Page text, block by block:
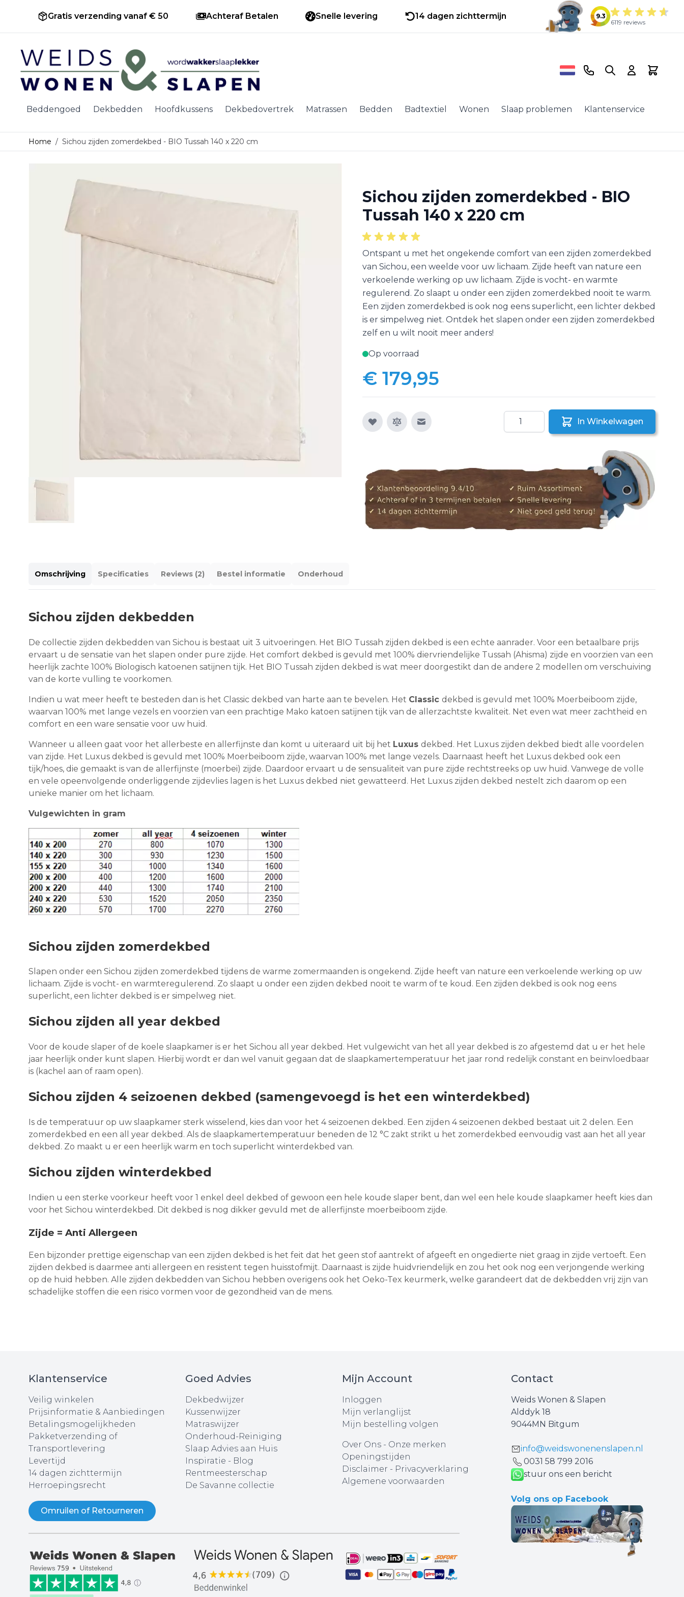
Gratis verzending vanaf € 50 Achteraf Betalen Snelle levering 14 dagen zichttermijn
9.3
6119 reviews
Ga naar de inhoud
Beddengoed Dekbedden Hoofdkussens Dekbedovertrek Matrassen Bedden Badtextiel Wonen Slaap problemen Klantenservice
Telefoonnummer
Search Cart
Home / Sichou zijden zomerdekbed - BIO Tussah 140 x 220 cm
Sichou zijden zomerdekbed - BIO
Tussah 140 x 220 cm
Ontspant u met het ongekende comfort van een zijden zomerdekbed
van Sichou, een weelde voor uw lichaam. Zijde heeft van nature een
verkoelende werking op uw lichaam. Zijde is vocht- en warmte
regulerend. Zo slaapt u onder een zijden zomerdekbed nooit te warm.
Een zijden zomerdekbed is ook nog eens superlicht, een lichter dekbed
is er simpelweg niet. Ontdek het slapen onder een zijden zomerdekbed
zelf en u wilt nooit meer anders!
Op voorraad
€ 179,95
E-mail naar een vriend
Aantal
In Winkelwagen
Omschrijving Specificaties Reviews (2) Bestel informatie Onderhoud
Sichou zijden dekbedden
De collectie zijden dekbedden van Sichou is bestaat uit 3 uitvoeringen. Het BIO Tussah zijden dekbed is een echte aanrader. Voor een betaalbare prijs
ervaart u de sensatie van het slapen onder pure zijde. Het comfort dekbed is gevuld met 100% diervriendelijke Tussah (Ahisma) zijde en voorzien van een
heerlijk zachte 100% Biologisch katoenen satijnen tijk. Het BIO Tussah zijden dekbed is wat meer doorgestikt dan de andere 2 modellen om verschuiving
van de korte vulling te voorkomen.
Indien u wat meer heeft te besteden dan is het Classic dekbed van harte aan te bevelen. Het Classic dekbed is gevuld met 100% Moerbeiboom zijde,
waarvan 100% met lange vezels en voorzien van een prachtige Mako katoen satijnen tijk van de allerzachtste kwaliteit. Net even wat meer zachtheid en
comfort en een ware sensatie voor uw huid.
Wanneer u alleen gaat voor het allerbeste en allerfijnste dan komt u uiteraard uit bij het Luxus dekbed. Het Luxus zijden dekbed biedt alle voordelen
van zijde. Het Luxus dekbed is gevuld met 100% Moerbeiboom zijde, waarvan 100% met lange vezels. Daarnaast heeft het Luxus dekbed ook een
tijk/hoes, die gemaakt is van de allerfijnste (moerbei) zijde. Daardoor ervaart u de sensualiteit van pure zijde rechtstreeks op uw huid. Vanwege de volle
en vele opeenvolgende onderliggende zijdevlies lagen is het Luxus dekbed niet gewatteerd. Het Luxus zijden dekbed nestelt zich daarom op een
unieke manier om het lichaam.
Vulgewichten in gram
Sichou zijden zomerdekbed
Slapen onder een Sichou zijden zomerdekbed tijdens de warme zomermaanden is ongekend. Zijde heeft van nature een verkoelende werking op uw
lichaam. Zijde is vocht- en warmteregulerend. Zo slaapt u onder een zijden dekbed nooit te warm of te koud. Een zijden dekbed is ook nog eens
superlicht, een lichter dekbed is er simpelweg niet.
Sichou zijden all year dekbed
Voor de koude slaper of de koele slaapkamer is er het Sichou all year dekbed. Het vulgewicht van het all year dekbed is zo afgestemd dat u er het hele
jaar heerlijk onder kunt slapen. Hierbij wordt er dan wel vanuit gegaan dat de slaapkamertemperatuur het jaar rond redelijk constant en beïnvloedbaar
is (kachel aan of raam open).
Sichou zijden 4 seizoenen dekbed (samengevoegd is het een winterdekbed)
Is de temperatuur op uw slaapkamer sterk wisselend, kies dan voor het 4 seizoenen dekbed. Een zijden 4 seizoenen dekbed bestaat uit 2 delen. Een
zomerdekbed en een all year dekbed. Als de slaapkamertemperatuur beneden de 12 °C zakt strikt u het zomerdekbed eenvoudig vast aan het all year
dekbed. Zo maakt u er een heerlijk warm en toch superlicht winterdekbed van.
Sichou zijden winterdekbed
Indien u een sterke voorkeur heeft voor 1 enkel deel dekbed of gewoon een hele koude slaper bent, dan wel een hele koude slaapkamer heeft kies dan
voor het Sichou winterdekbed. Dit dekbed is nog dikker gevuld met de allerfijnste moerbeiboom zijde.
Zijde = Anti Allergeen
Een bijzonder prettige eigenschap van een zijden dekbed is het feit dat het geen stof aantrekt of afgeeft en ongedierte niet graag in zijde vertoeft. Een
zijden dekbed is daarmee anti allergeen en resistent tegen huisstofmijt. Daarnaast is zijde huidvriendelijk en zou het ook nog een verjongende werking
op de huid hebben. Alle zijden dekbedden van Sichou hebben overigens ook het Oeko-Tex keurmerk, welke garandeert dat de dekbedden vrij zijn van
schadelijke stoffen die een risico vormen voor de gezondheid van de mens.
Klantenservice
Veilig winkelen
Prijsinformatie & Aanbiedingen
Betalingsmogelijkheden
Pakketverzending of
Transportlevering
Levertijd
14 dagen zichttermijn
Herroepingsrecht
Omruilen of Retourneren
Goed Advies
Dekbedwijzer
Kussenwijzer
Matraswijzer
Onderhoud-Reiniging
Slaap Advies aan Huis
Inspiratie - Blog
Rentmeesterschap
De Savanne collectie
Mijn Account
Inloggen
Mijn verlanglijst
Mijn bestelling volgen
Over Ons- Onze merken
Openingstijden
Disclaimer - Privacyverklaring
Algemene voorwaarden
Contact
Weids Wonen & Slapen
Alddyk 18
9044MN Bitgum
info@weidswonenenslapen.nl
0031 ‪58 799 2016‬
stuur ons een bericht
Volg ons op Facebook